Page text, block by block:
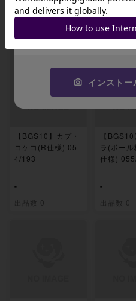
- -
出品数 0
【BGS10】カプ・
コケコ(R仕様) 05
4/193
-
出品数 0
【
ラ(ボー
仕様)
-
出品数 0
コ
インストー